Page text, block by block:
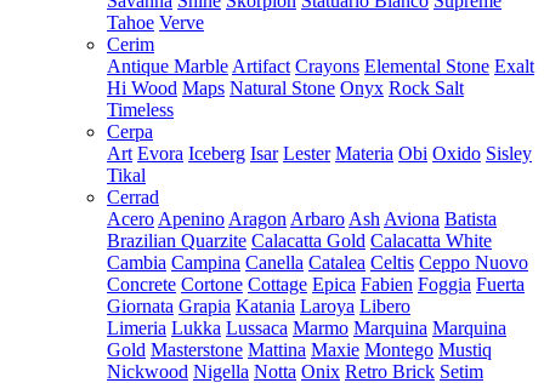
Tahoe Verve
Cerim
Antique Marble Artifact Crayons Elemental Stone Exalt
Hi Wood Maps Natural Stone Onyx Rock Salt
Timeless
Cerpa
Art Evora Iceberg Isar Lester Materia Obi Oxido Sisley
Tikal
Cerrad
Acero Apenino Aragon Arbaro Ash Aviona Batista
Brazilian Quarzite Calacatta Gold Calacatta White
Cambia Campina Canella Catalea Celtis Ceppo Nuovo
Concrete Cortone Cottage Epica Fabien Foggia Fuerta
Giornata Grapia Katania Laroya Libero
Limeria Lukka Lussaca Marmo Marquina Marquina
Gold Masterstone Mattina Maxie Montego Mustiq
Nickwood Nigella Notta Onix Retro Brick Setim